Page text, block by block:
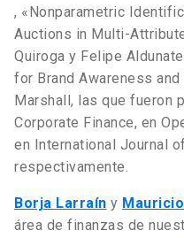
, «Nonparametric
Auctions in Multi-
Quiroga y Felipe
for Brand Awareness
Marshall, las que fueron
Corporate Finance, en
en International Journal
respectivamente.
Borja Larraín y
área de finanzas de